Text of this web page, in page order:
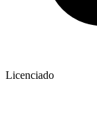
Licenciado